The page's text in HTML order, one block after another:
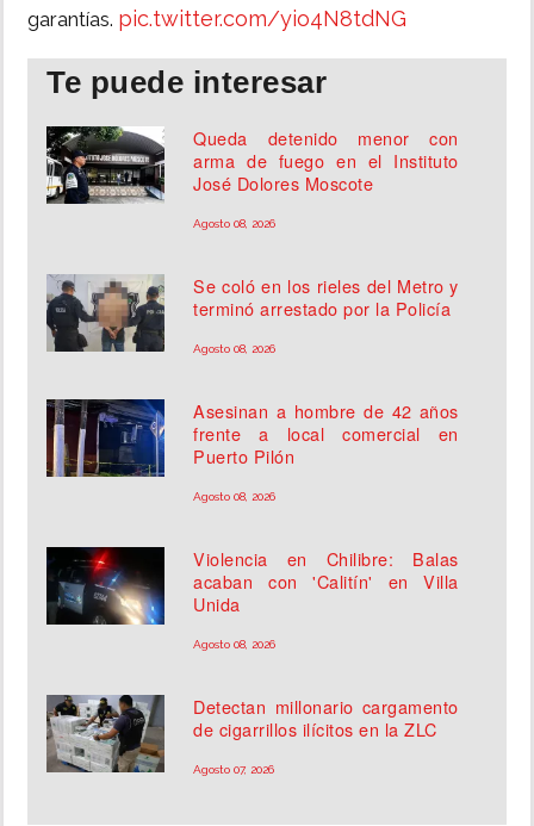
garantías. pic.twitter.com/yio4N8tdNG
Te puede interesar
Queda detenido menor con
arma de fuego en el Instituto
José Dolores Moscote
Agosto 08, 2026
Se coló en los rieles del Metro y
terminó arrestado por la Policía
Agosto 08, 2026
Asesinan a hombre de 42 años
frente a local comercial en
Puerto Pilón
Agosto 08, 2026
Violencia en Chilibre: Balas
acaban con 'Calitín' en Villa
Unida
Agosto 08, 2026
Detectan millonario cargamento
de cigarrillos ilícitos en la ZLC
Agosto 07, 2026